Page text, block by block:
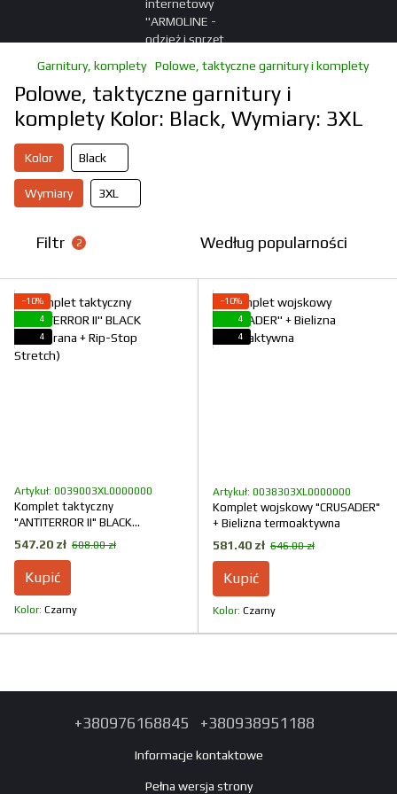
Garnitury, komplety Polowe, taktyczne garnitury i komplety
Polowe, taktyczne garnitury i
komplety Kolor: Black, Wymiary: 3XL
Kolor Black
Wymiary 3XL
Filtr 2 Według popularności
−10%
4
4
Artykuł: 0039003XL0000000
Komplet taktyczny
"ANTITERROR II" BLACK
(Membrana + Rip-Stop Stretch)
547.20 zł 608.00 zł
Kupić
Kolor Czarny
−10%
4
4
Artykuł: 0038303XL0000000
Komplet wojskowy "CRUSADER"
+ Bielizna termoaktywna
581.40 zł 646.00 zł
Kupić
Kolor Czarny
+380976168845 +380938951188
Informacje kontaktowe
Pełna wersja strony